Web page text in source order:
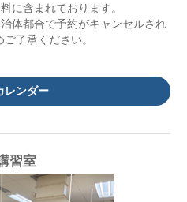
に含まれております。
体都合で予約がキャンセルされ
了承ください。
レンダー
習室